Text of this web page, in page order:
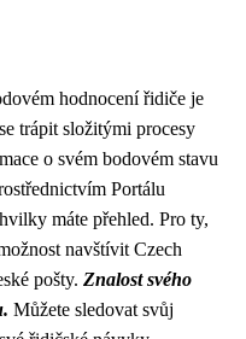
hodnocení řidiče je
trápit složitými procesy
o svém bodovém stavu
Portálu
máte přehled. Pro ty,
navštívit Czech
pošty. Znalost svého
Můžete sledovat svůj